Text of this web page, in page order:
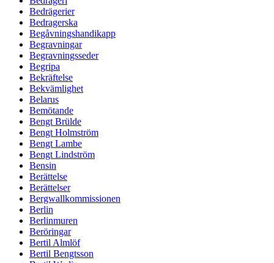
Bedrägerier
Bedragerska
Begåvningshandikapp
Begravningar
Begravningsseder
Begripa
Bekräftelse
Bekvämlighet
Belarus
Bemötande
Bengt Brülde
Bengt Holmström
Bengt Lambe
Bengt Lindström
Bensin
Berättelse
Berättelser
Bergwallkommissionen
Berlin
Berlinmuren
Beröringar
Bertil Almlöf
Bertil Bengtsson